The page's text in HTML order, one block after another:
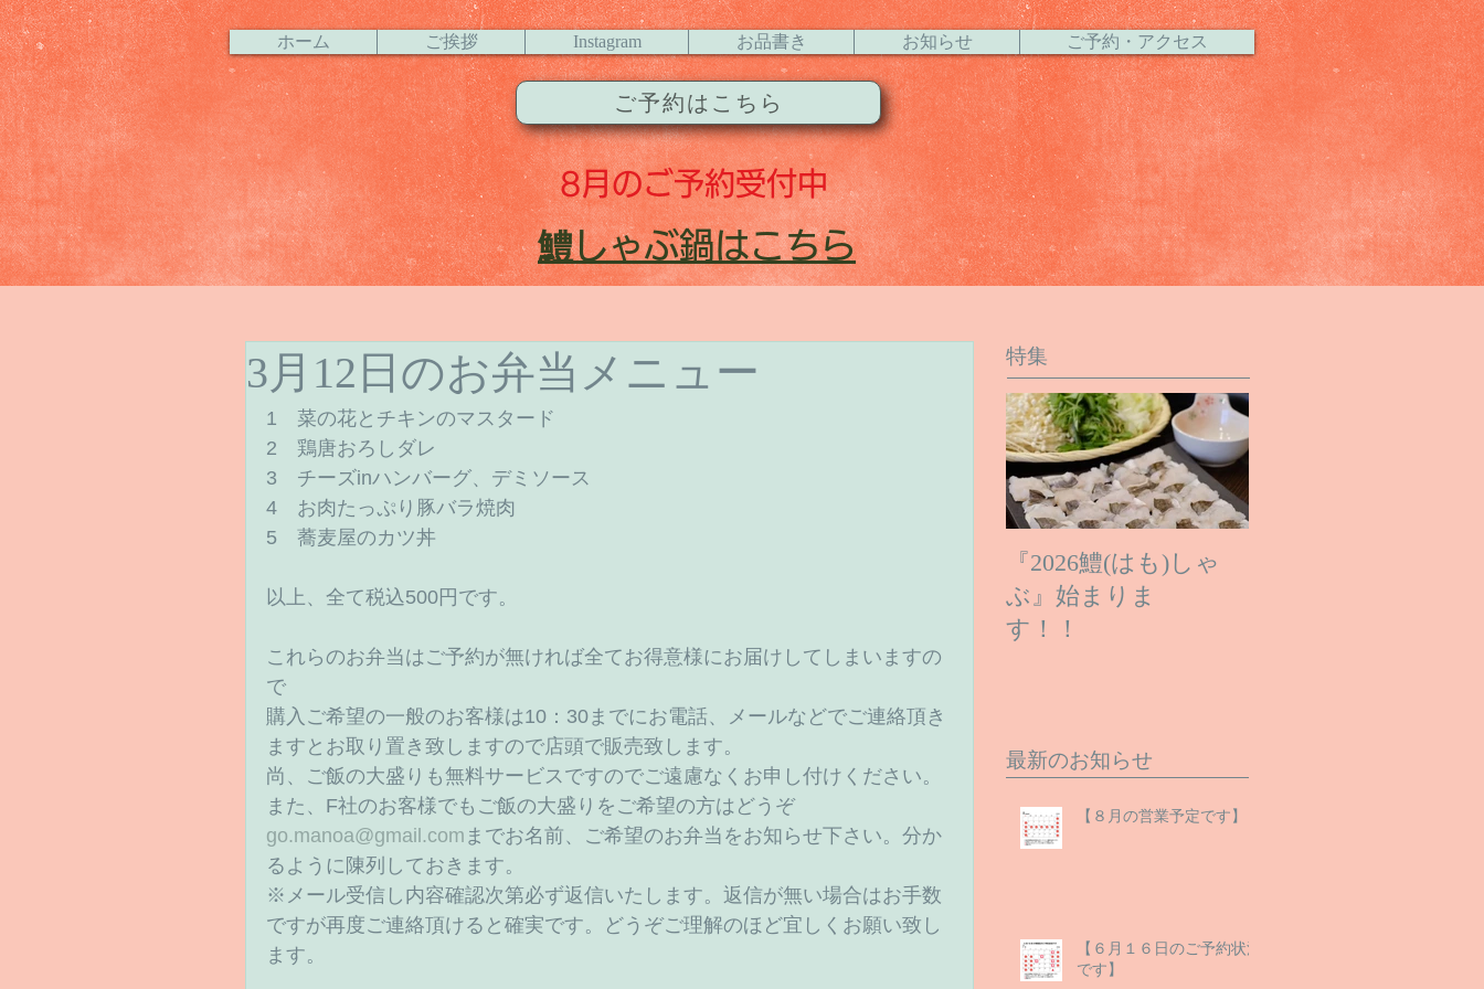
ホーム ご挨拶 Instagram お品書き お知らせ ご予約・アクセス
ご予約はこちら
8月のご予約受付中
​鱧しゃぶ鍋はこちら
3月12日のお弁当メニュー
1　菜の花とチキンのマスタード
2　鶏唐おろしダレ
3　チーズinハンバーグ、デミソース
4　お肉たっぷり豚バラ焼肉
5　蕎麦屋のカツ丼
以上、全て税込500円です。
これらのお弁当はご予約が無ければ全てお得意様にお届けしてしまいますの
で
購入ご希望の一般のお客様は10：30までにお電話、メールなどでご連絡頂き
ますとお取り置き致しますので店頭で販売致します。
尚、ご飯の大盛りも無料サービスですのでご遠慮なくお申し付けください。
また、F社のお客様でもご飯の大盛りをご希望の方はどうぞ
go.manoa@gmail.com までお名前、ご希望のお弁当をお知らせ下さい。分か
るように陳列しておきます。
※メール受信し内容確認次第必ず返信いたします。返信が無い場合はお手数
ですが再度ご連絡頂けると確実です。どうぞご理解のほど宜しくお願い致し
ます。
特集
『2026鱧(はも)しゃ
ぶ』始まりま
す！！
最新のお知らせ
【８月の営業予定です】
【６月１６日のご予約状況
です】